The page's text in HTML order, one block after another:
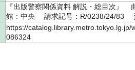
『出版警察関係資料 解説・総目次
館：中央 請求記号：R/0238/24/83
https://
086324